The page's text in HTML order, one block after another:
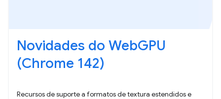
Novidades do WebGPU
(Chrome 142)
Recursos de suporte a formatos de textura estendidos e